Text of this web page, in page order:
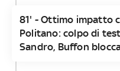
81' - Ottimo impatto
Politano: colpo di
Sandro, Buffon